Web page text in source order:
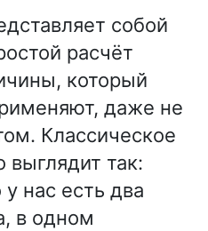
собой
расчёт
который
даже не
Классическое
выглядит так:
нас есть два
в одном